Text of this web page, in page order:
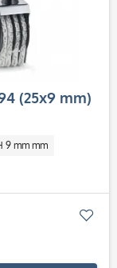
(25x9 mm)
9 mm mm